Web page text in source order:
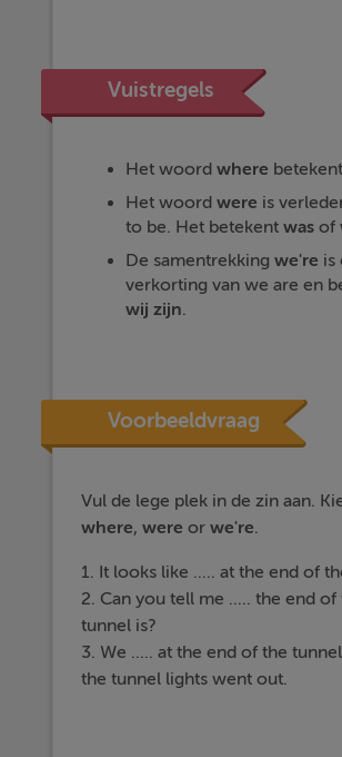
Vuistregels
Het woordwhere
Het woordwere is
to be. Het betekentwas of
De samentrekkingwe're is
verkorting van we are en
wij zijn.
Voorbeeldvraag
Vul de lege plek in de zin aan.
where,wereor we're.
1. It looks like ..... at the end of
2. Can you tell me ..... the end of
tunnel is?
3. We ..... at the end of the
the tunnel lights went out.